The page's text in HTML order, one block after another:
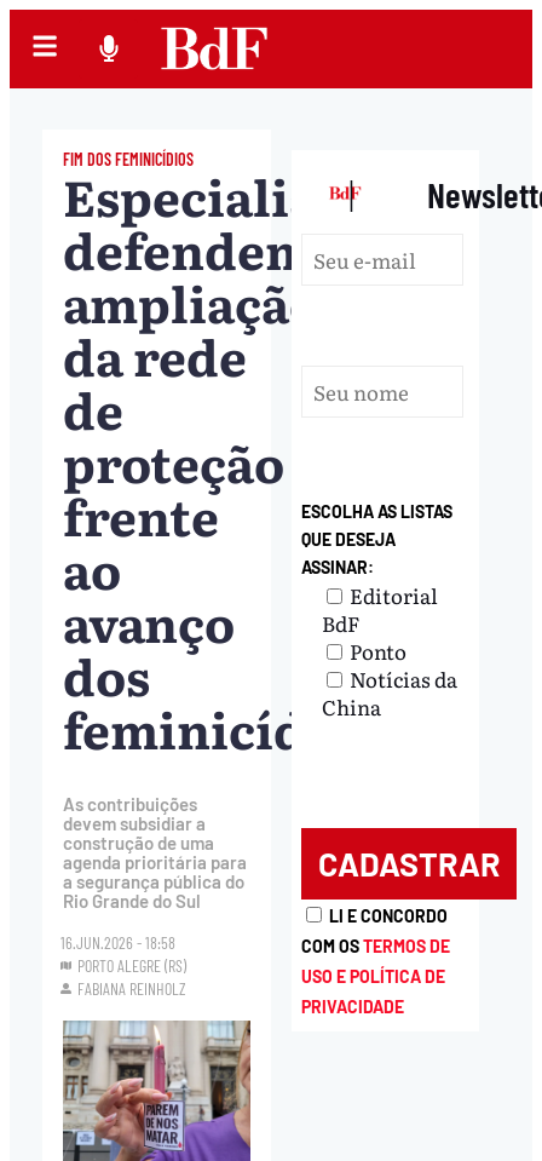
FIM DOS FEMINICÍDIOS
Especialistas
defendem
ampliação
da rede
de
proteção
frente
ao
avanço
dos
feminicídios
As contribuições
devem subsidiar a
construção de uma
agenda prioritária para
a segurança pública do
Rio Grande do Sul
16.JUN.2026 - 18:58
PORTO ALEGRE (RS)
FABIANA REINHOLZ
|
ESCOLHA AS LISTAS
QUE DESEJA
ASSINAR:
Editorial
BdF
Ponto
Notícias da
China
LI E CONCORDO
COM OSTERMOS DE
USO E POLÍTICA DE
PRIVACIDADE